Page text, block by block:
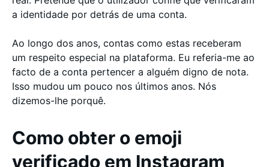
a identidade por detrás de uma conta.
Ao longo dos anos, contas como estas receberam
um respeito especial na plataforma. Eu referia-me ao
facto de a conta pertencer a alguém digno de nota.
Isso mudou um pouco nos últimos anos. Nós
dizemos-lhe porquê.
Como obter o emoji
verificado em Instagram